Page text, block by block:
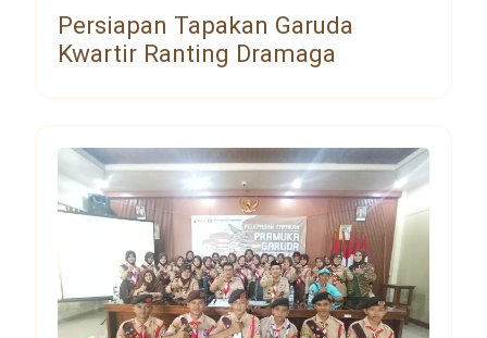
Persiapan Tapakan Garuda
Kwartir Ranting Dramaga